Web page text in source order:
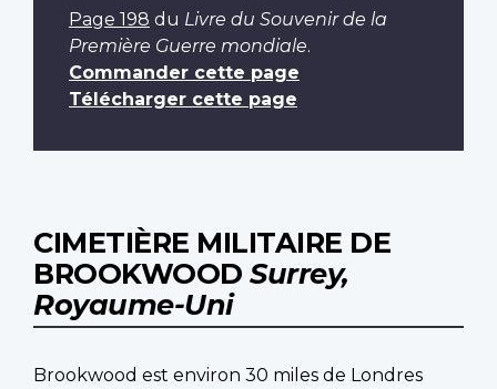
Page 198 du Livre du Souvenir de la
Première Guerre mondiale.
Commander cette page
Télécharger cette page
CIMETIÈRE MILITAIRE DE
BROOKWOOD Surrey,
Royaume-Uni
Brookwood est environ 30 miles de Londres